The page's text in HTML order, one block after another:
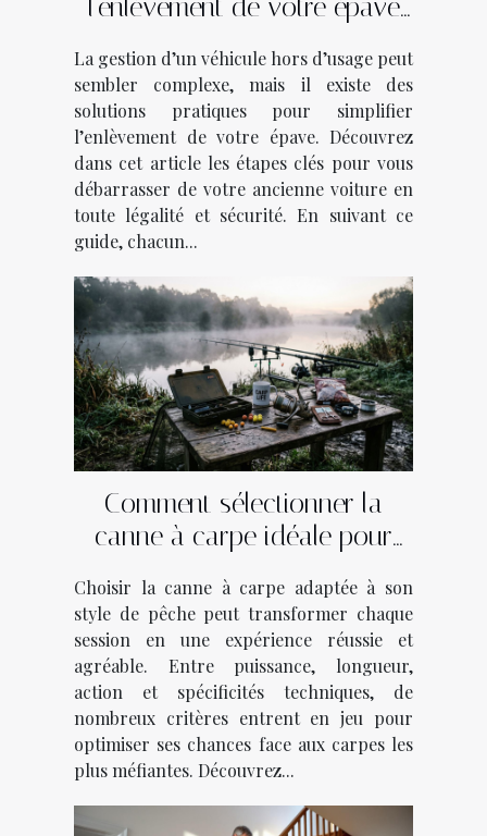
l'enlèvement de votre épave
La gestion d’un véhicule hors d’usage peut
sembler complexe, mais il existe des
solutions pratiques pour simplifier
l’enlèvement de votre épave. Découvrez
dans cet article les étapes clés pour vous
débarrasser de votre ancienne voiture en
toute légalité et sécurité. En suivant ce
guide, chacun...
Comment sélectionner la
canne à carpe idéale pour
Choisir la canne à carpe adaptée à son
style de pêche peut transformer chaque
session en une expérience réussie et
agréable. Entre puissance, longueur,
action et spécificités techniques, de
nombreux critères entrent en jeu pour
optimiser ses chances face aux carpes les
plus méfiantes. Découvrez...